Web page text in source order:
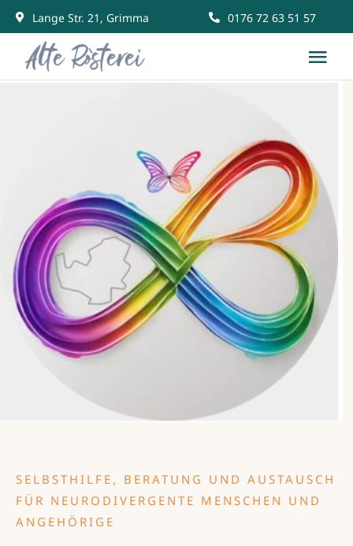
Skip
content
Lange Str. 21, Grimma 0176 72 63 51 57
Gemeinschaft
News & Events
Kontakt
SELBSTHILFE, BERATUNG UND AUSTAUSCH
FÜR NEURODIVERGENTE MENSCHEN UND
ANGEHÖRIGE